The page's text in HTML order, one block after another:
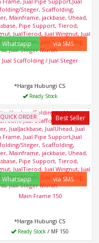
Whatsapp via SMS
Jual Scaffolding / Jual Steger
*Harga Hubungi CS
Ready Stock
Best Seller
QUICK ORDER
Whatsapp via SMS
Main Frame 150
*Harga Hubungi CS
Ready Stock / MF 150